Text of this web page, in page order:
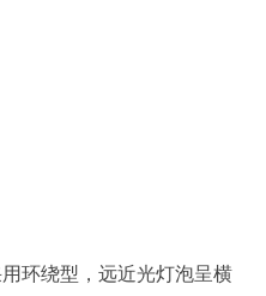
环绕型，远近光灯泡呈横